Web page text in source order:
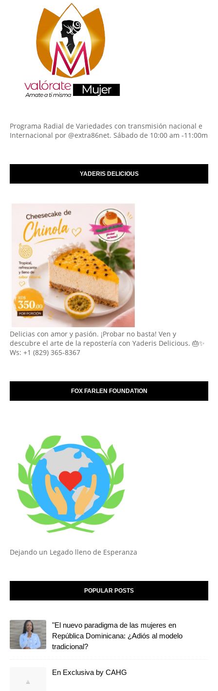
Programa Radial de Variedades con transmisión nacional e
Internacional por @extra86net. Sábado de 10:00 am -11:00m
YADERIS DELICIOUS
Delicias con amor y pasión. ¡Probar no basta! Ven y
descubre el arte de la repostería con Yaderis Delicious. 🎂✨
Ws: +1 (829) 365-8367
FOX FARLEN FOUNDATION
Dejando un Legado lleno de Esperanza
POPULAR POSTS
"El nuevo paradigma de las mujeres en
República Dominicana: ¿Adiós al modelo
tradicional?
En Exclusiva by CAHG